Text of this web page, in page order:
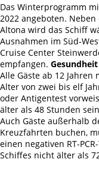
Das Winterprogramm
2022 angeboten.
Altona wird das Schiff
Ausnahmen im Süd-
Cruise Center
empfangen.
Alle Gäste ab 12
Alter von zwei bis elf
oder Antigentest
älter als 48 Stunden
Auch Gäste außerhalb
Kreuzfahrten buchen,
einen negativen RT-
Schiffes nicht älter als